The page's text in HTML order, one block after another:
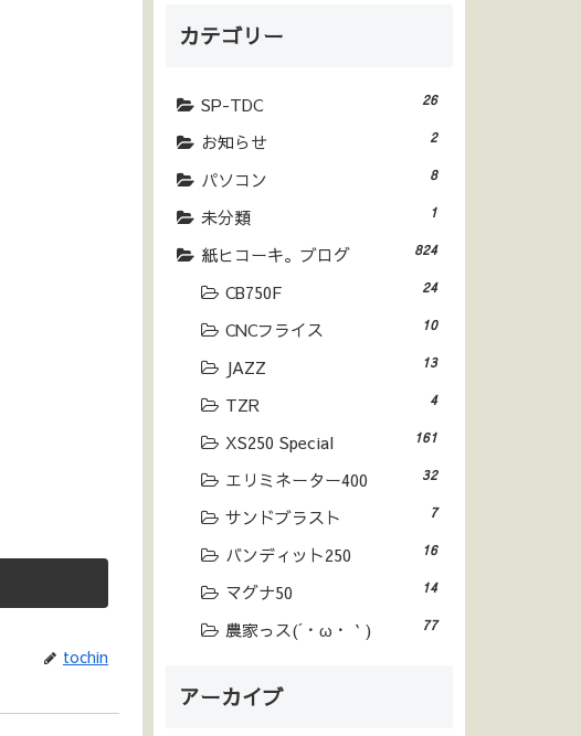
tochin
カテゴリー
SP-TDC 26
お知らせ 2
パソコン 8
未分類 1
紙ヒコーキ。ブログ 824
CB750F 24
CNCフライス 10
JAZZ 13
TZR 4
XS250 Special 161
エリミネーター400 32
サンドブラスト 7
バンディット250 16
マグナ50 14
農家っス(´・ω・｀) 77
アーカイブ